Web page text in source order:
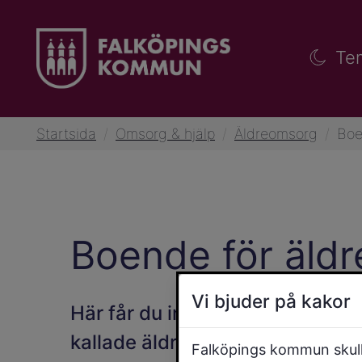
Startsida Omsorg & hjälp Äldreomsorg
Boende för
Här får du information om
kallade äldreboenden, samt
Vi bjuder på kakor
Falköpings kommun